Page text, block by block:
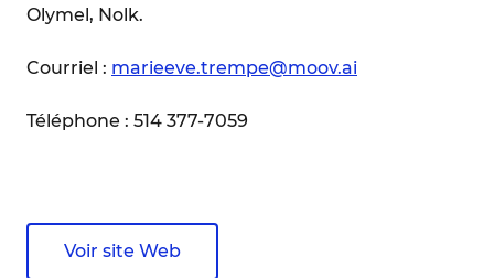
Olymel, Nolk.
Courriel : marieeve.trempe@moov.ai
Téléphone : 514 377-7059
Voir site Web